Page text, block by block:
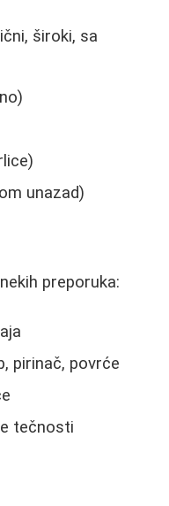
široki, sa
unazad)
preporuka:
pirinač, povrće
tečnosti